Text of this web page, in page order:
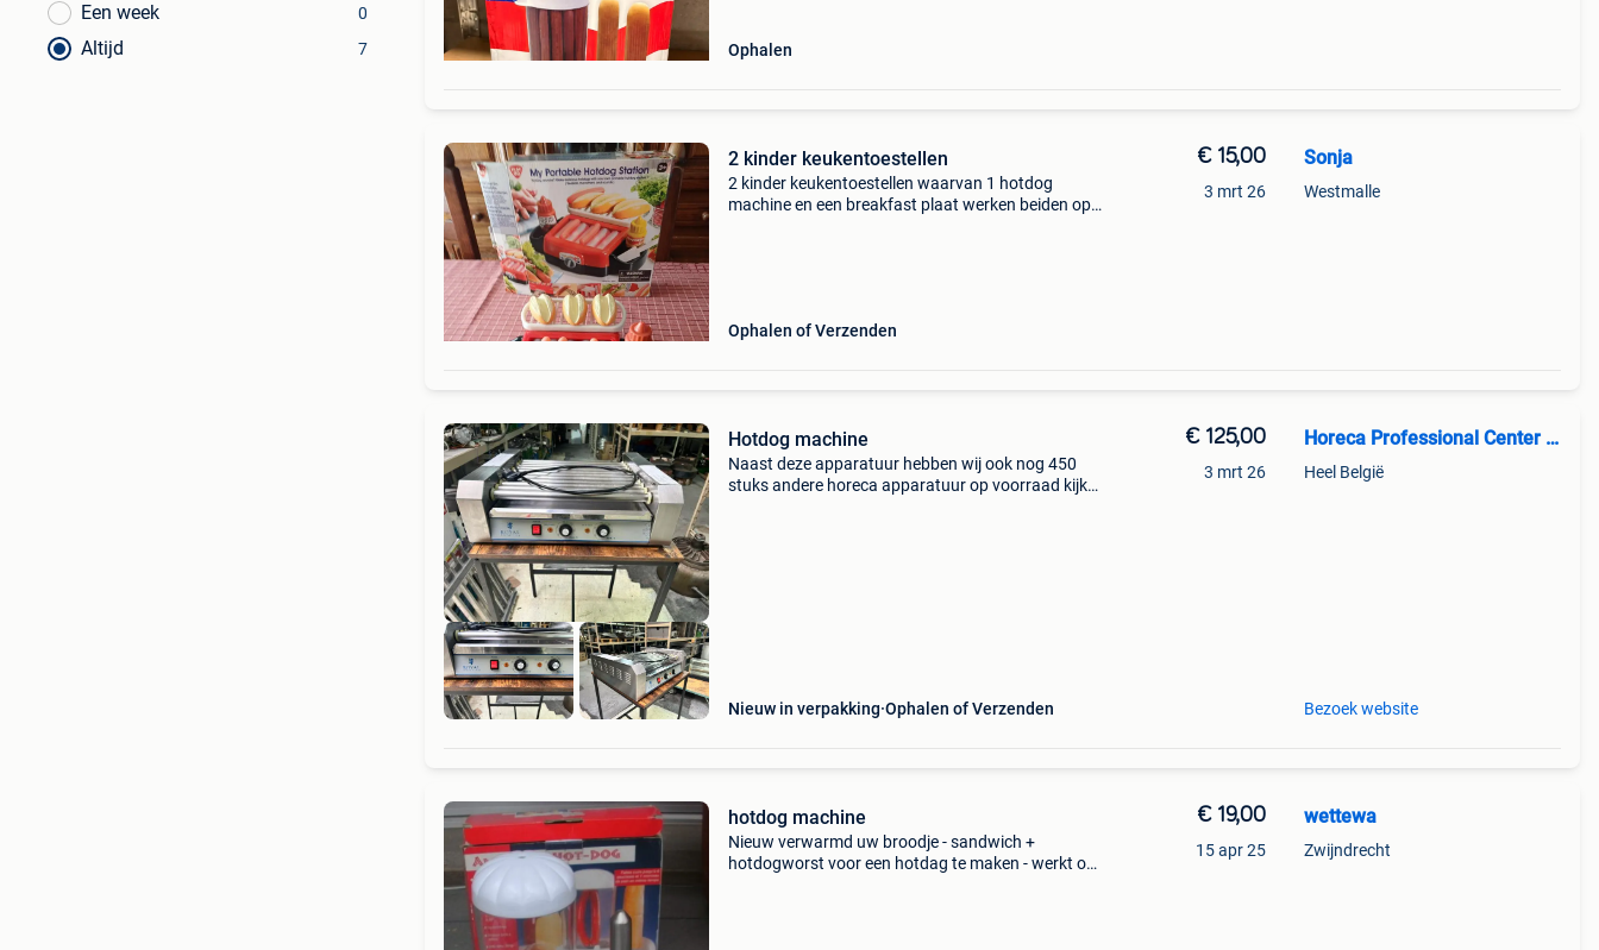
Een week 0
Altijd 7 Ophalen
2 kinder keukentoestellen
2 kinder keukentoestellen waarvan 1 hotdog
machine en een breakfast plaat werken beiden op
Ophalen of Verzenden
€ 15,00
3 mrt 26
Sonja
Westmalle
Hotdog machine
Naast deze apparatuur hebben wij ook nog 450
stuks andere horeca apparatuur op voorraad kijk
Nieuw in verpakking Ophalen of Verzenden
€ 125,00
3 mrt 26
Horeca Professional Center BV
Heel België
Bezoek website
hotdog machine
Nieuw verwarmd uw broodje - sandwich +
hotdogworst voor een hotdag te maken - werkt op
€ 19,00
15 apr 25
wettewa
Zwijndrecht